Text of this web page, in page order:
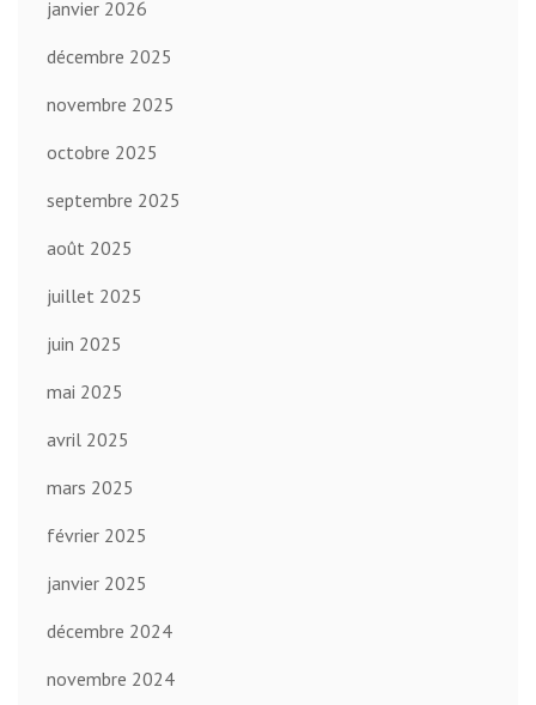
janvier 2026
décembre 2025
novembre 2025
octobre 2025
septembre 2025
août 2025
juillet 2025
juin 2025
mai 2025
avril 2025
mars 2025
février 2025
janvier 2025
décembre 2024
novembre 2024